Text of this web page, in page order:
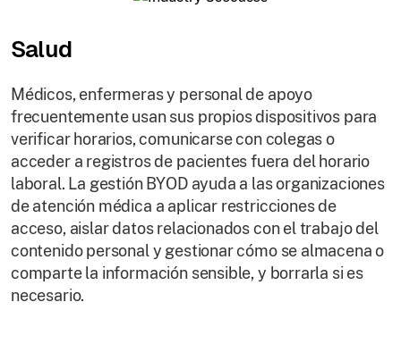
Salud
Médicos, enfermeras y personal de apoyo
frecuentemente usan sus propios dispositivos para
verificar horarios, comunicarse con colegas o
acceder a registros de pacientes fuera del horario
laboral. La gestión BYOD ayuda a las organizaciones
de atención médica a aplicar restricciones de
acceso, aislar datos relacionados con el trabajo del
contenido personal y gestionar cómo se almacena o
comparte la información sensible, y borrarla si es
necesario.